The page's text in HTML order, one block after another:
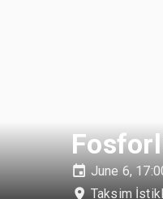
June 6,
Taksim